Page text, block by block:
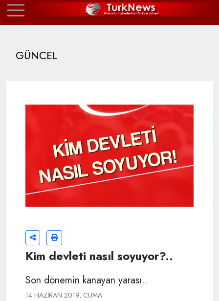
GÜNCEL
Kim devleti nasıl soyuyor?..
Son dönemin kanayan yarası..
14 HAZIRAN 2019, CUMA